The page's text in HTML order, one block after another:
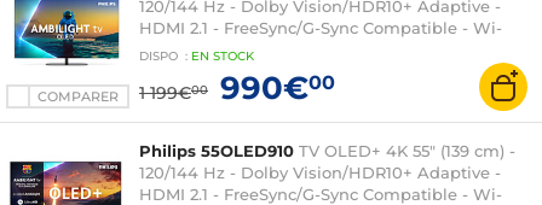
COMPARER
120/144 Hz - Dolby Vision/HDR10+ Adaptive -
HDMI 2.1 - FreeSync/G-Sync Compatible - Wi-
Fi/Bluetooth - Google TV - Google Assistant -
Ambilight 3 côtés - Son 2.1 70W Dolby Atmos
DISPO : EN STOCK
1 199€00 990€00
Philips 55OLED910 TV OLED+ 4K 55" (139 cm) -
120/144 Hz - Dolby Vision/HDR10+ Adaptive -
HDMI 2.1 - FreeSync/G-Sync Compatible - Wi-